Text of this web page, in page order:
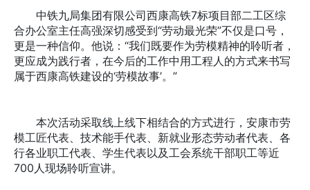
中铁九局集团有限公司西康高铁7标项目部二工区综
合办公室主任高强深切感受到“劳动最光荣”不仅是口号，
更是一种信仰。他说：“我们既要作为劳模精神的聆听者，
更应成为践行者，在今后的工作中用工程人的方式来书写
属于西康高铁建设的‘劳模故事’。”
本次活动采取线上线下相结合的方式进行，安康市劳
模工匠代表、技术能手代表、新就业形态劳动者代表、各
行各业职工代表、学生代表以及工会系统干部职工等近
700人现场聆听宣讲。